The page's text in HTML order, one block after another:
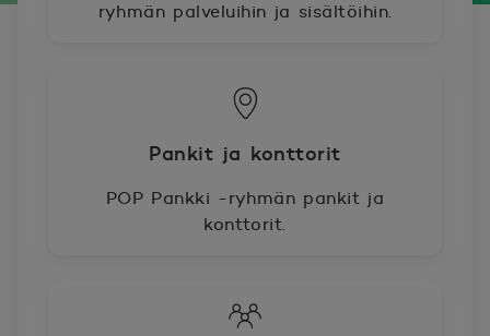
ryhmän palveluihin ja sisältöihin.
Pankit ja konttorit
POP Pankki -ryhmän pankit ja
konttorit.